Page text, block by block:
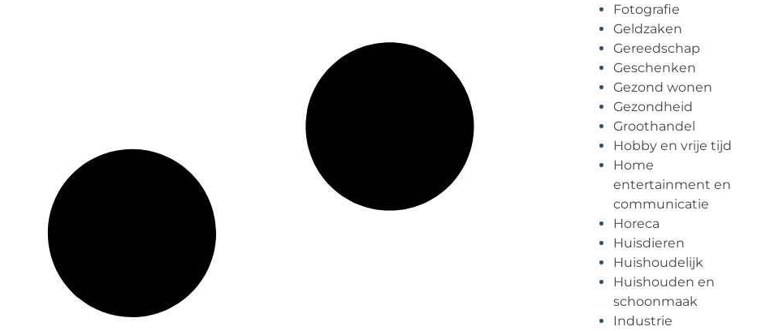
Fotografie
Geldzaken
Gereedschap
Geschenken
Gezond wonen
Gezondheid
Groothandel
Hobby en vrije tijd
Home
entertainment en
communicatie
Horeca
Huisdieren
Huishoudelijk
Huishouden en
schoonmaak
Industrie